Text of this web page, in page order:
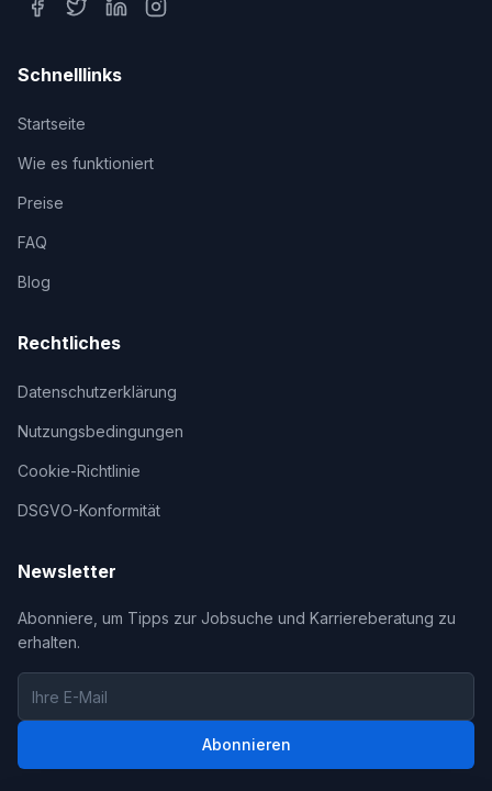
Schnelllinks
Startseite
Wie es funktioniert
Preise
FAQ
Blog
Rechtliches
Datenschutzerklärung
Nutzungsbedingungen
Cookie-Richtlinie
DSGVO-Konformität
Newsletter
Abonniere, um Tipps zur Jobsuche und Karriereberatung zu
erhalten.
Abonnieren